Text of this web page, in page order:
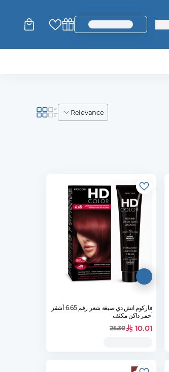
login_register
relevance
فاركوم اتش دي صبغة شعر رقم 6.65 أشقر
أحمر داكن مكثف
10.01
25.30